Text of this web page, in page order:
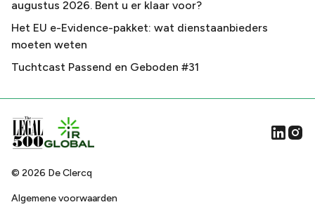
augustus 2026. Bent u er klaar voor?
Het EU e-Evidence-pakket: wat dienstaanbieders
moeten weten
Tuchtcast Passend en Geboden #31
© 2026 De Clercq
Algemene voorwaarden